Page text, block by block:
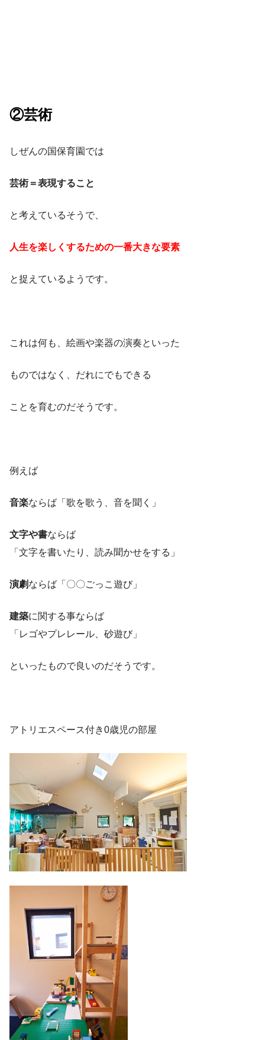
②芸術
しぜんの国保育園では
芸術＝表現すること
と考えているそうで、
人生を楽しくするための一番大きな要素
と捉えているようです。
これは何も、絵画や楽器の演奏といった
ものではなく、だれにでもできる
ことを育むのだそうです。
例えば
音楽ならば「歌を歌う、音を聞く」
文字や書ならば
「文字を書いたり、読み聞かせをする」
演劇 ならば「〇〇ごっこ遊び」
建築に関する事ならば
「レゴやプレレール、砂遊び」
といったもので良いのだそうです。
アトリエスペース付き0歳児の部屋